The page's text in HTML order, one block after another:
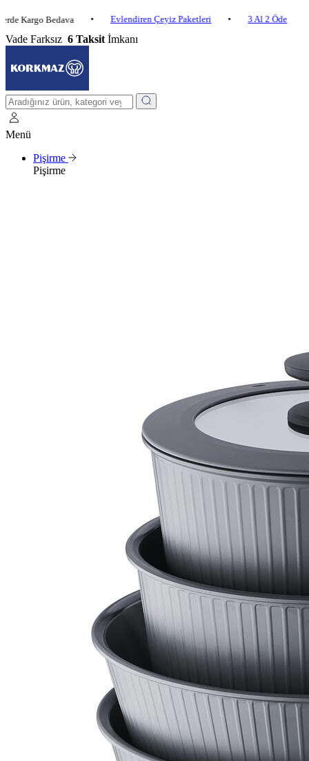
Bedava • Evlendiren Çeyiz Paketleri • 3 Al 2 Öde •
Vade Farksız 6 Taksit İmkanı
Menü
Pişirme
Pişirme